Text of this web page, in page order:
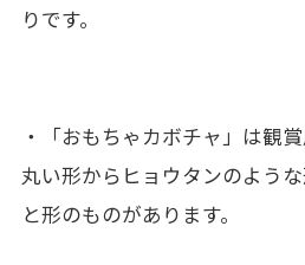
りです。
・「おもちゃカボチャ」は観賞
丸い形からヒョウタンのよう
と形のものがあります。